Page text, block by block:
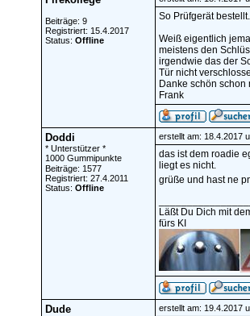
Beiträge: 9
Registriert: 15.4.2017
Status: Offline
So Prüfgerät
Weiß eigentlich
meistens den
irgendwie das der
Tür nicht
Danke schön schon
Frank
Doddi
* Unterstützer *
1000 Gummipunkte
Beiträge: 1577
Registriert: 27.4.2011
Status: Offline
erstellt am: 18.4.2017
das ist dem roadie
liegt es nicht.
grüße und hast ne
Läßt Du Dich mit
fürs KI
Dude erstellt am: 19.4.2017